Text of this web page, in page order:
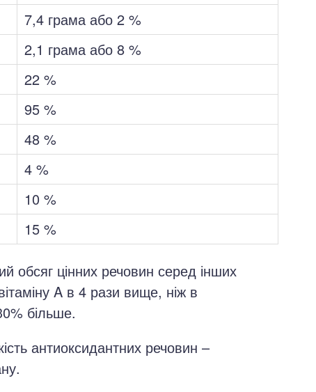
7,4 грама або 2 %
2,1 грама або 8 %
22 %
95 %
48 %
4 %
10 %
15 %
обсяг цінних речовин серед інших
A в 4 рази вище, ніж в
більше.
антиоксидантних речовин –